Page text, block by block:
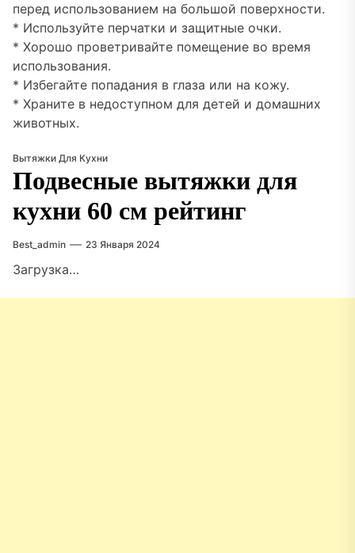
перед использованием на большой поверхности.
* Используйте перчатки и защитные очки.
* Хорошо проветривайте помещение во время
использования.
* Избегайте попадания в глаза или на кожу.
* Храните в недоступном для детей и домашних
животных.
Вытяжки Для Кухни
Подвесные вытяжки для
кухни 60 см рейтинг
Best_admin 23 Января 2024
Загрузка…